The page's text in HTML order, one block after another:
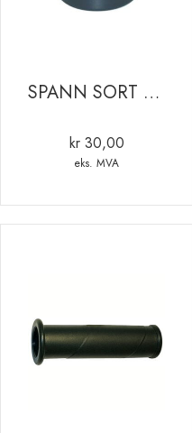
SPANN SORT KONKURRANSE 12 LTR
kr30,00
eks. MVA